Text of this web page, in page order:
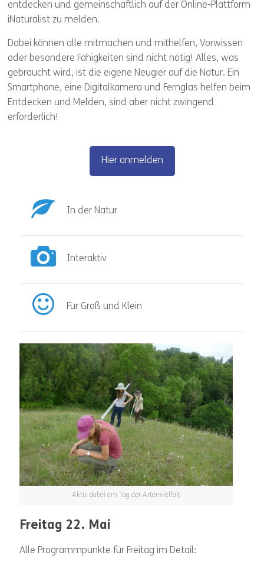
entdecken und gemeinschaftlich auf der Online-Plattform
iNaturalist zu melden.
Dabei können alle mitmachen und mithelfen, Vorwissen
oder besondere Fähigkeiten sind nicht nötig! Alles, was
gebraucht wird, ist die eigene Neugier auf die Natur. Ein
Smartphone, eine Digitalkamera und Fernglas helfen beim
Entdecken und Melden, sind aber nicht zwingend
erforderlich!
Hier anmelden
In der Natur
Interaktiv
Für Groß und Klein
Aktiv dabei am Tag der Artenvielfalt
Freitag 22. Mai
Alle Programmpunkte für Freitag im Detail: